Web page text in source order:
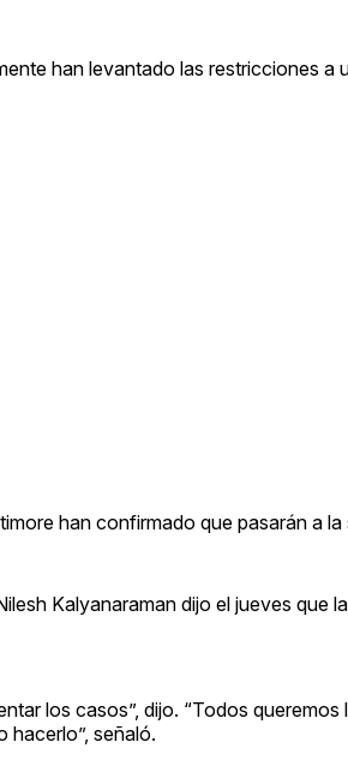
han levantado las restricciones a
han confirmado que pasarán a la
Kalyanaraman dijo el jueves que
los casos”, dijo. “Todos
hacerlo”, señaló.